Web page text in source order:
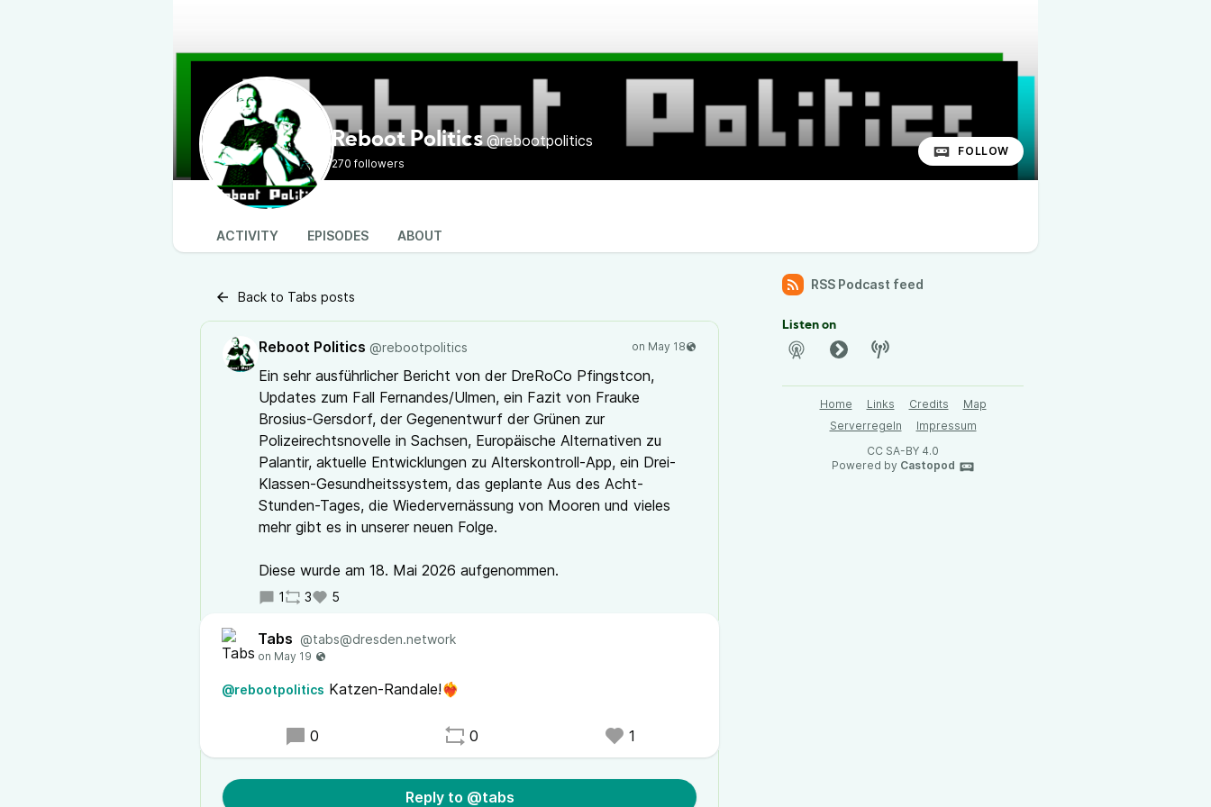
Reboot Politics @rebootpolitics
270 followers
FOLLOW
ACTIVITY EPISODES ABOUT
Back to Tabs posts
Reboot Politics @rebootpolitics
Ein sehr ausführlicher Bericht von der DreRoCo Pfingstcon,
Updates zum Fall Fernandes/Ulmen, ein Fazit von Frauke
Brosius-Gersdorf, der Gegenentwurf der Grünen zur
Polizeirechtsnovelle in Sachsen, Europäische Alternativen zu
Palantir, aktuelle Entwicklungen zu Alterskontroll-App, ein Drei-
Klassen-Gesundheitssystem, das geplante Aus des Acht-
Stunden-Tages, die Wiedervernässung von Mooren und vieles
mehr gibt es in unserer neuen Folge.
Diese wurde am 18. Mai 2026 aufgenommen.
1 3 5
Tabs @tabs@dresden.network
@rebootpolitics Katzen-Randale!❤️‍🔥
0 0 1
Reply to @tabs
RSS Podcast feed
Listen on
Home Links Credits
Map
Serverregeln
Impressum
CC SA-BY 4.0
Powered by Castopod